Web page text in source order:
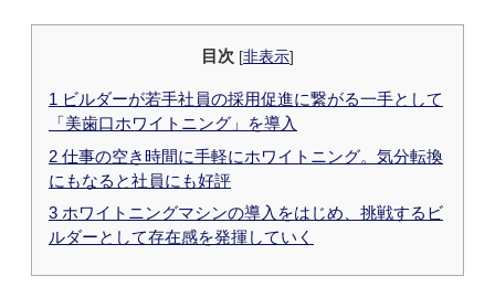
目次 [非表示]
1 ビルダーが若手社員の採用促進に繋がる一手として
「美歯口ホワイトニング」を導入
2 仕事の空き時間に手軽にホワイトニング。気分転換
にもなると社員にも好評
3 ホワイトニングマシンの導入をはじめ、挑戦するビ
ルダーとして存在感を発揮していく